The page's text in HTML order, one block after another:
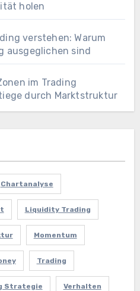
holen
verstehen: Warum
ausgeglichen sind
im Trading
durch Marktstruktur
Chartanalyse
Liquidity Trading
Momentum
Trading
Strategie Verhalten